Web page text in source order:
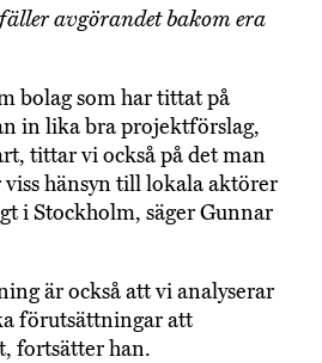
avgörandet bakom era
bolag som har tittat på
in lika bra projektförslag,
tittar vi också på det man
hänsyn till lokala aktörer
i Stockholm, säger Gunnar
är också att vi analyserar
förutsättningar att
fortsätter han.